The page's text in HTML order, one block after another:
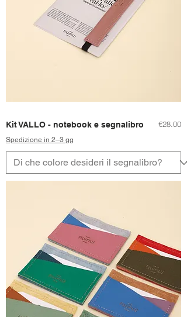
Kit VALLO - notebook e segnalibro Price
€28.00
Spedizione in 2–3 gg